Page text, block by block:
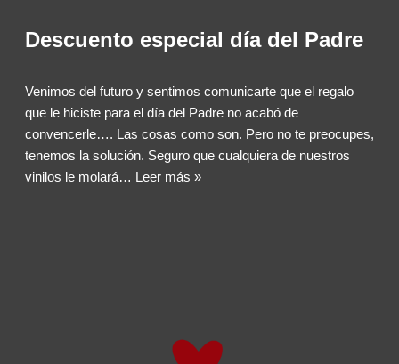
Descuento especial día del Padre
Venimos del futuro y sentimos comunicarte que el regalo
que le hiciste para el día del Padre no acabó de
convencerle…. Las cosas como son. Pero no te preocupes,
tenemos la solución. Seguro que cualquiera de nuestros
vinilos le molará… Leer más »